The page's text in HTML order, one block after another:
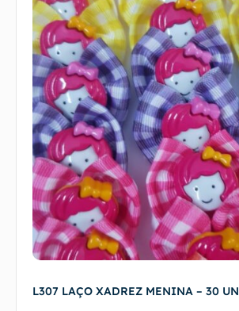
L307 LAÇO XADREZ MENINA – 30 UN